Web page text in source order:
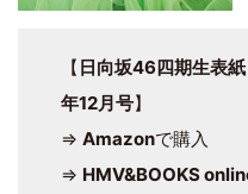
【 日向坂46四期生表
年12月号】
⇒ Amazonで購入
⇒ HMV&BOOKS